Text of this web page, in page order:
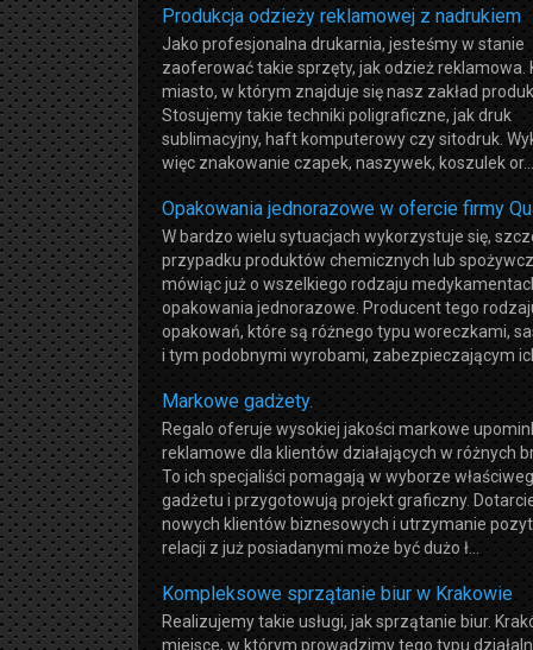
Produkcja odzieży reklamowej z nadrukiem
Jako profesjonalna drukarnia, jesteśmy w stanie
zaoferować takie sprzęty, jak odzież reklamowa.
miasto, w którym znajduje się nasz zakład
Stosujemy takie techniki poligraficzne, jak druk
sublimacyjny, haft komputerowy czy sitodruk.
więc znakowanie czapek, naszywek, koszulek or...
Opakowania jednorazowe w ofercie firmy
W bardzo wielu sytuacjach wykorzystuje się,
przypadku produktów chemicznych lub
mówiąc już o wszelkiego rodzaju
opakowania jednorazowe. Producent tego
opakowań, które są różnego typu woreczkami,
i tym podobnymi wyrobami, zabezpieczającym
Markowe gadżety.
Regalo oferuje wysokiej jakości markowe
reklamowe dla klientów działających w różnych
To ich specjaliści pomagają w wyborze
gadżetu i przygotowują projekt graficzny.
nowych klientów biznesowych i utrzymanie
relacji z już posiadanymi może być dużo ł...
Kompleksowe sprzątanie biur w Krakowie
Realizujemy takie usługi, jak sprzątanie biur.
miejsce, w którym prowadzimy tego typu